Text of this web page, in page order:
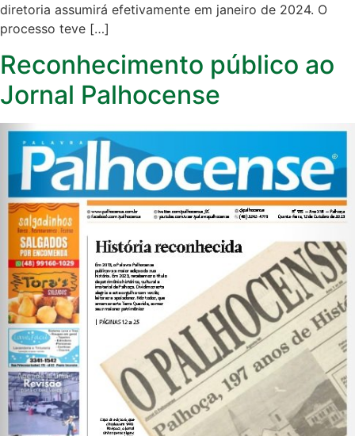
diretoria assumirá efetivamente em janeiro de 2024. O
processo teve […]
Reconhecimento público ao
Jornal Palhocense